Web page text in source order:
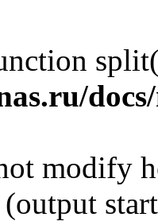
modify